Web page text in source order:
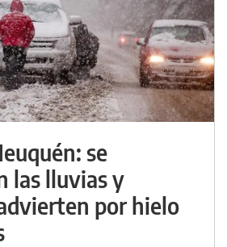
se
las lluvias y
por hielo